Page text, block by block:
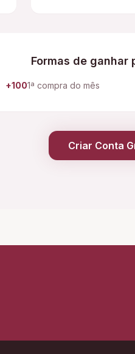
Formas de ganhar
+1001ª compra do mês
Criar Conta